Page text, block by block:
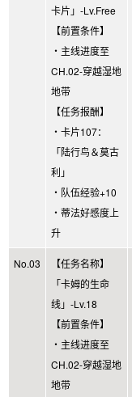
卡片」-Lv.Free
【前置条件】
・主线进度至
CH.02-穿越湿地
地带
【任务报酬】
・卡片107：
「陆行鸟＆莫古
利」
・队伍经验+10
・蒂法好感度上
升
No.03
【任务名称】
「卡姆的生命
线」-Lv.18
【前置条件】
・主线进度至
CH.02-穿越湿地
地带